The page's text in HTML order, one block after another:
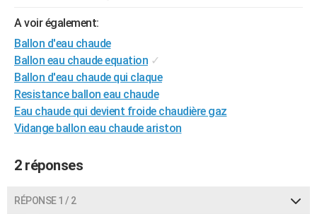
LIFESTYLE
Art de vivre
Bien-être
Loisirs
Mode
Modes de vie
SANTE
Alimentation
Guide de la santé
Maladies
Médicaments
Sommeil
VOYAGE
Destinations
City break
Voyage nature
Voyage de noces
Forum
Climat
+PHOTO
GUIDES D'ACHAT
BONS PLANS
A voir également:
Ballon d'eau chaude
Ballon eau chaude equation ✓
Ballon d'eau chaude qui claque
Resistance ballon eau chaude
Eau chaude qui devient froide chaudière gaz
Vidange ballon eau chaude ariston
2 réponses
RÉPONSE 1 / 2